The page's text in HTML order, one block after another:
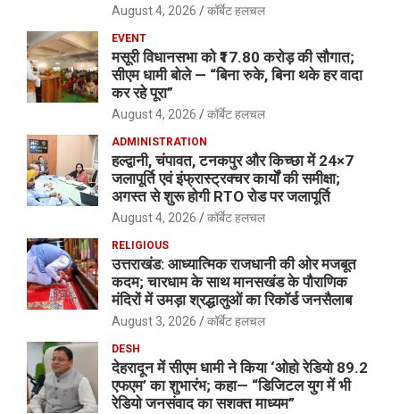
August 4, 2026 कॉर्बेट हलचल
EVENT
मसूरी विधानसभा को ₹17.80 करोड़ की सौगात;
सीएम धामी बोले — “बिना रुके, बिना थके हर वादा
कर रहे पूरा”
August 4, 2026 कॉर्बेट हलचल
ADMINISTRATION
हल्द्वानी, चंपावत, टनकपुर और किच्छा में 24×7
जलापूर्ति एवं इंफ्रास्ट्रक्चर कार्यों की समीक्षा;
अगस्त से शुरू होगी RTO रोड पर जलापूर्ति
August 4, 2026 कॉर्बेट हलचल
RELIGIOUS
उत्तराखंड: आध्यात्मिक राजधानी की ओर मजबूत
कदम; चारधाम के साथ मानसखंड के पौराणिक
मंदिरों में उमड़ा श्रद्धालुओं का रिकॉर्ड जनसैलाब
August 3, 2026 कॉर्बेट हलचल
DESH
देहरादून में सीएम धामी ने किया ‘ओहो रेडियो 89.2
एफएम’ का शुभारंभ; कहा— “डिजिटल युग में भी
रेडियो जनसंवाद का सशक्त माध्यम”